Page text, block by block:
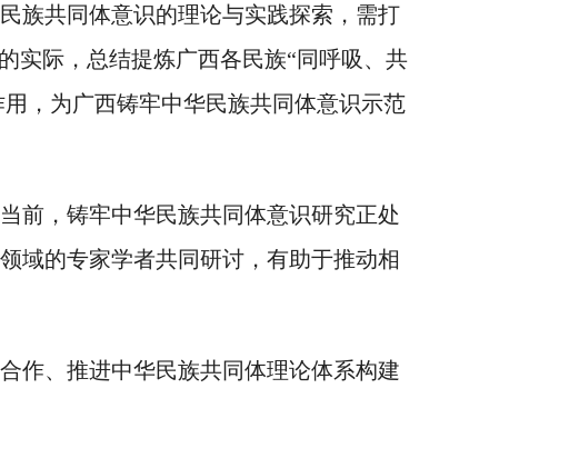
族共同体意识的理论与实践探索，需打
实际，总结提炼广西各民族“同呼吸、共
，为广西铸牢中华民族共同体意识示范
前，铸牢中华民族共同体意识研究正处
域的专家学者共同研讨，有助于推动相
作、推进中华民族共同体理论体系构建